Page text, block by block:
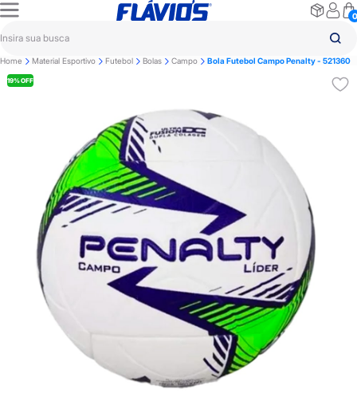
0
Home Material Esportivo Futebol Bolas Campo Bola Futebol Campo Penalty - 521360
19% OFF